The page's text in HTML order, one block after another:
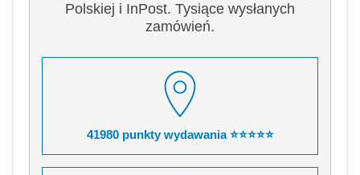
Polskiej i InPost. Tysiące wysłanych
zamówień.
41980 punkty wydawania ⭐⭐⭐⭐⭐